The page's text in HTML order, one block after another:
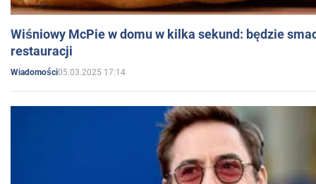
Wiśniowy McPie w domu w kilka sekund: będzie
restauracji
Wiadomości05.03.2025 17:14